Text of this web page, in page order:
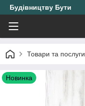
Будівництву Бути
Товари та послуги
Новинка